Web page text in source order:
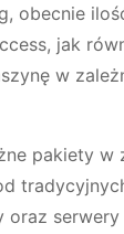
obecnie
jak
w
pakiety w
oraz serwery